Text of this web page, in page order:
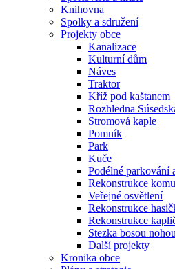
Knihovna
Spolky a sdružení
Projekty obce
Kanalizace
Kulturní dům
Náves
Traktor
Kříž pod kaštanem
Rozhledna
Stromová kaple
Pomník
Park
Kuče
Podélné parkování
Rekonstrukce
Veřejné osvětlení
Rekonstrukce
Rekonstrukce
Stezka bosou
Další projekty
Kronika obce